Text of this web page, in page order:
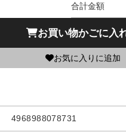
合計金額
お買い物かごに入
お気に入りに追加
4968988078731